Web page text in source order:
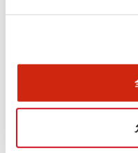
安裝和安裝規範
文件和檔案